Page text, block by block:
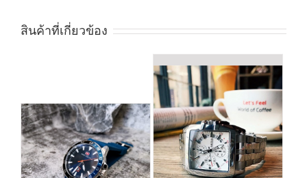
สินค้าที่เกี่ยวข้อง